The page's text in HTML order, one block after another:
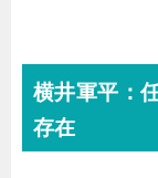
横井軍平：
存在